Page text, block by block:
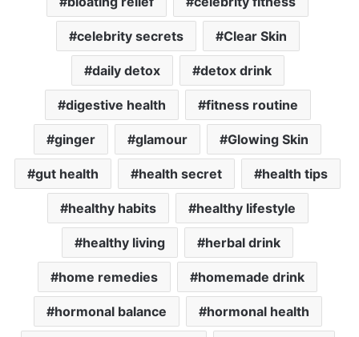
celebrity secrets Clear Skin
daily detox detox drink
digestive health fitness routine
ginger glamour Glowing Skin
gut health health secret health tips
healthy habits healthy lifestyle
healthy living herbal drink
home remedies homemade drink
hormonal balance hormonal health